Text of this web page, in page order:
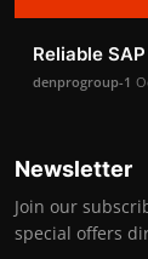
Reliable
denprogroup-1
Newsletter
Join our
special offers